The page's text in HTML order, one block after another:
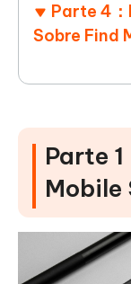
Parte 4
Sobre Find
Parte
Mobile